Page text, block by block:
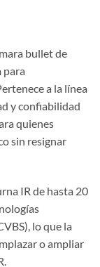
bullet de
para
a la línea
y confiabilidad
quienes
sin resignar
IR de hasta 20
lo que la
o ampliar